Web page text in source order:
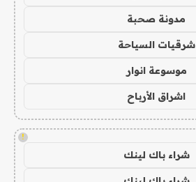
مدونة صحبة
شرقيات السياحة
موسوعة انوار
اشراق الأرباح
!
شراء باك لينك